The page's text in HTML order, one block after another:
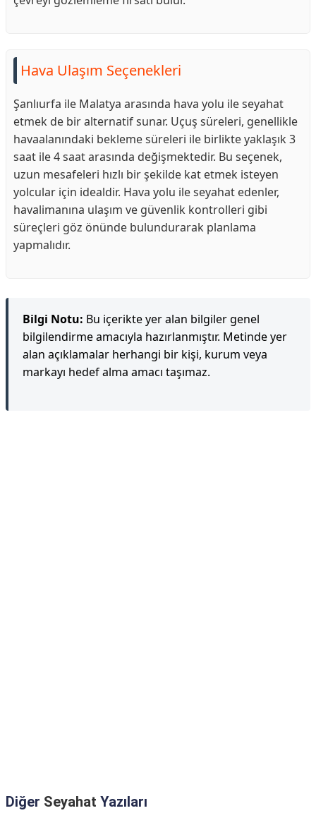
Hava Ulaşım Seçenekleri
Şanlıurfa ile Malatya arasında hava yolu ile seyahat
etmek de bir alternatif sunar. Uçuş süreleri, genellikle
havaalanındaki bekleme süreleri ile birlikte yaklaşık 3
saat ile 4 saat arasında değişmektedir. Bu seçenek,
uzun mesafeleri hızlı bir şekilde kat etmek isteyen
yolcular için idealdir. Hava yolu ile seyahat edenler,
havalimanına ulaşım ve güvenlik kontrolleri gibi
süreçleri göz önünde bulundurarak planlama
yapmalıdır.
Bilgi Notu: Bu içerikte yer alan bilgiler genel
bilgilendirme amacıyla hazırlanmıştır. Metinde yer
alan açıklamalar herhangi bir kişi, kurum veya
markayı hedef alma amacı taşımaz.
Diğer Seyahat Yazıları